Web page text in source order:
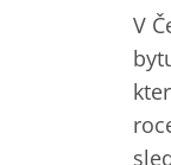
V